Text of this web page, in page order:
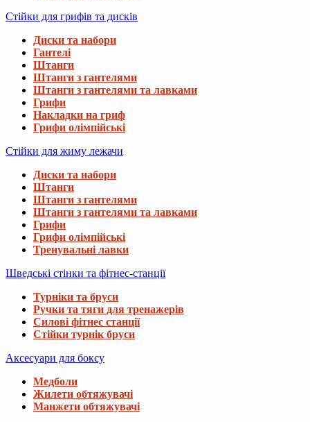
Стійки для грифів та дисків
Диски та набори
Гантелі
Штанги
Штанги з гантелями
Штанги з гантелями та лавками
Грифи
Накладки на гриф
Грифи олімпійські
Стійки для жиму лежачи
Диски та набори
Штанги
Штанги з гантелями
Штанги з гантелями та лавками
Грифи
Грифи олімпійські
Тренувальні лавки
Шведські стінки та фітнес-станції
Турніки та бруси
Ручки та тяги для тренажерів
Силові фітнес станції
Стійки турнік бруси
Аксесуари для боксу
Медболи
Жилети обтяжувачі
Манжети обтяжувачі